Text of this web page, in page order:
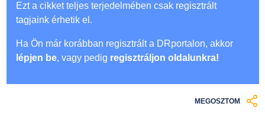
Ezt a cikket teljes terjedelmében csak regisztrált
tagjaink érhetik el.
Ha Ön már korábban regisztrált a DRportalon, akkor
lépjen be, vagy pedig regisztráljon oldalunkra!
MEGOSZTOM